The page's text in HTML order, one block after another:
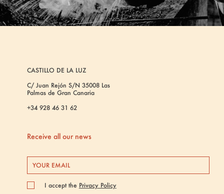
CASTILLO DE LA LUZ
C/ Juan Rejón S/N 35008 Las
Palmas de Gran Canaria
+34 928 46 31 62
Receive all our news
I accept the Privacy Policy